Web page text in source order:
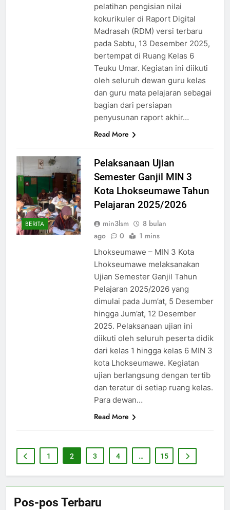
pelatihan pengisian nilai
kokurikuler di Raport Digital
Madrasah (RDM) versi terbaru
pada Sabtu, 13 Desember 2025,
bertempat di Ruang Kelas 6
Teuku Umar. Kegiatan ini diikuti
oleh seluruh dewan guru kelas
dan guru mata pelajaran sebagai
bagian dari persiapan
penyusunan raport akhir…
Read More
BERITA
Pelaksanaan Ujian
Semester Ganjil MIN 3
Kota Lhokseumawe Tahun
Pelajaran 2025/2026
min3lsm
8 bulan
ago
0 1 mins
Lhokseumawe – MIN 3 Kota
Lhokseumawe melaksanakan
Ujian Semester Ganjil Tahun
Pelajaran 2025/2026 yang
dimulai pada Jum’at, 5 Desember
hingga Jum’at, 12 Desember
2025. Pelaksanaan ujian ini
diikuti oleh seluruh peserta didik
dari kelas 1 hingga kelas 6 MIN 3
kota Lhokseumawe. Kegiatan
ujian berlangsung dengan tertib
dan teratur di setiap ruang kelas.
Para dewan…
Read More
1 2 3 4 … 15
Pos-pos Terbaru